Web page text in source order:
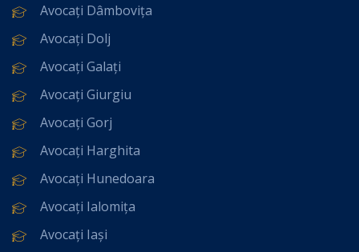
Avocați Dâmbovița
Avocați Dolj
Avocați Galați
Avocați Giurgiu
Avocați Gorj
Avocați Harghita
Avocați Hunedoara
Avocați Ialomița
Avocați Iași